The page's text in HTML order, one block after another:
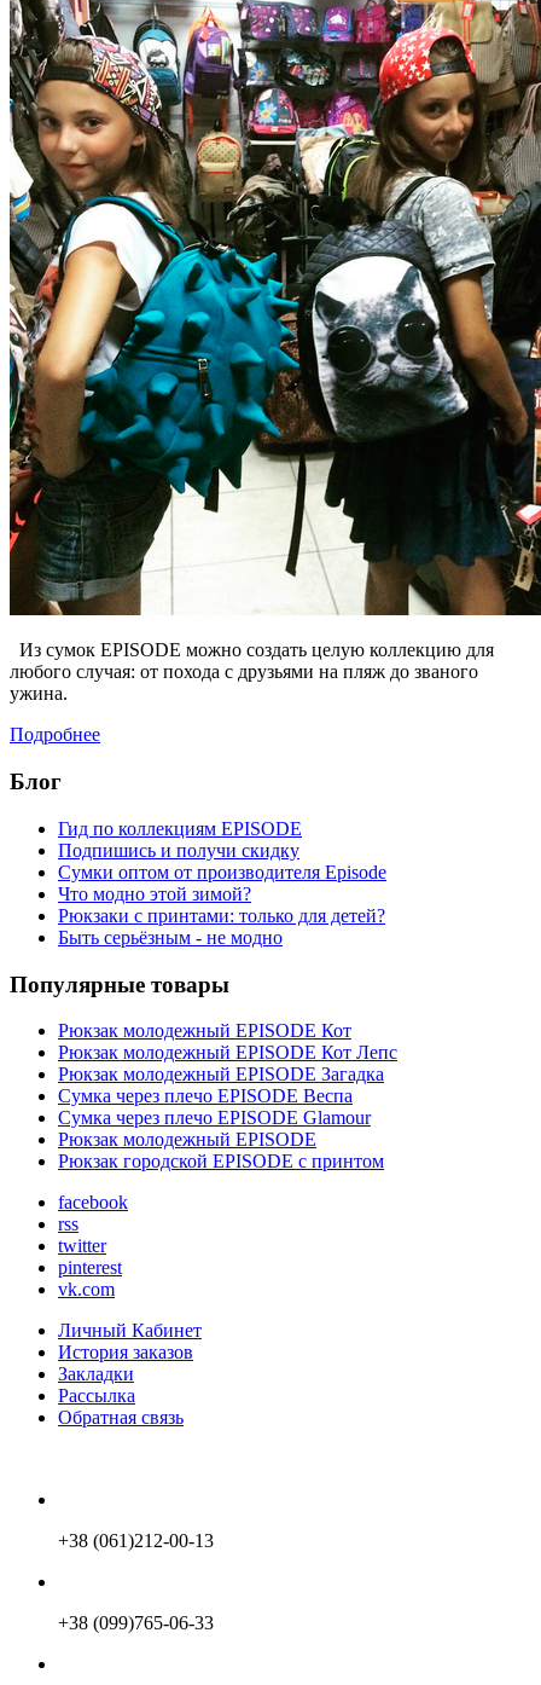
Из сумок EPISODE можно создать целую коллекцию для
любого случая: от похода с друзьями на пляж до званого
ужина.
Подробнее
Блог
Гид по коллекциям EPISODE
Подпишись и получи скидку
Сумки оптом от производителя Episode
Что модно этой зимой?
Рюкзаки с принтами: только для детей?
Быть серьёзным - не модно
Популярные товары
Рюкзак молодежный EPISODE Кот
Рюкзак молодежный EPISODE Кот Лепс
Рюкзак молодежный EPISODE Загадка
Сумка через плечо EPISODE Веспа
Сумка через плечо EPISODE Glamour
Рюкзак молодежный EPISODE
Рюкзак городской EPISODE с принтом
facebook
rss
twitter
pinterest
vk.com
Личный Кабинет
История заказов
Закладки
Рассылка
Обратная связь
+38 (061)212-00-13
+38 (099)765-06-33